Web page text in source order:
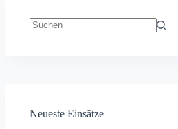
Neueste Einsätze